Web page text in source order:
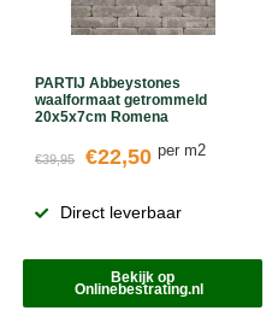
PARTIJ Abbeystones
waalformaat getrommeld
20x5x7cm Romena
€39,95 €22,50 per m2
Direct leverbaar
Bekijk op
Onlinebestrating.nl